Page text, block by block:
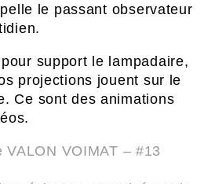
le passant observateur
support le lampadaire,
projections jouent sur le
Ce sont des animations
VOIMAT – #13